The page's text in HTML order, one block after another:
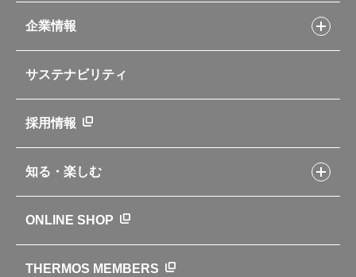
自転車専用ボトル
アパレル小物
新製品一覧
カタログ
イージースモーカーレシピ
レシピ本のご紹介
交換用部品の購入方法
部品の種類や販売状況を調べる
よくあるご質問・お問い合わせ
企業情報
企業理念
会社概要
ニュース
世界のサーモス
サーモスの歴史
サステナビリティ
採用情報
知る・楽しむ
クラブサーモス
WEBマガジン
お弁当にエールを込めて
ONLINE SHOP
THERMOS MEMBERS